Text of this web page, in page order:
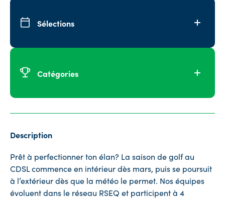
Sélections
Catégories
Description
Prêt à perfectionner ton élan? La saison de golf au
CDSL commence en intérieur dès mars, puis se poursuit
à l’extérieur dès que la météo le permet. Nos équipes
évoluent dans le réseau RSEQ et participent à 4